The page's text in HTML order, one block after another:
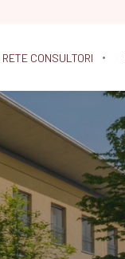
RETE CONSULTORI